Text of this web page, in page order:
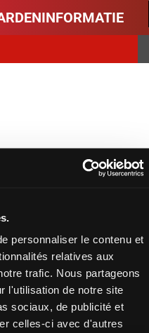
personnaliser le contenu et
relatives aux
trafic. Nous partageons
l'utilisation de notre site
sociaux, de publicité et
celles-ci avec d'autres